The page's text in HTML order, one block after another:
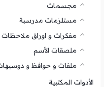
مجسمات
مستلزمات مدرسية
مفكرات و اوراق ملاحظات
ملصقات الأسم
ملفات و حوافظ و
الأدوات المكتبية